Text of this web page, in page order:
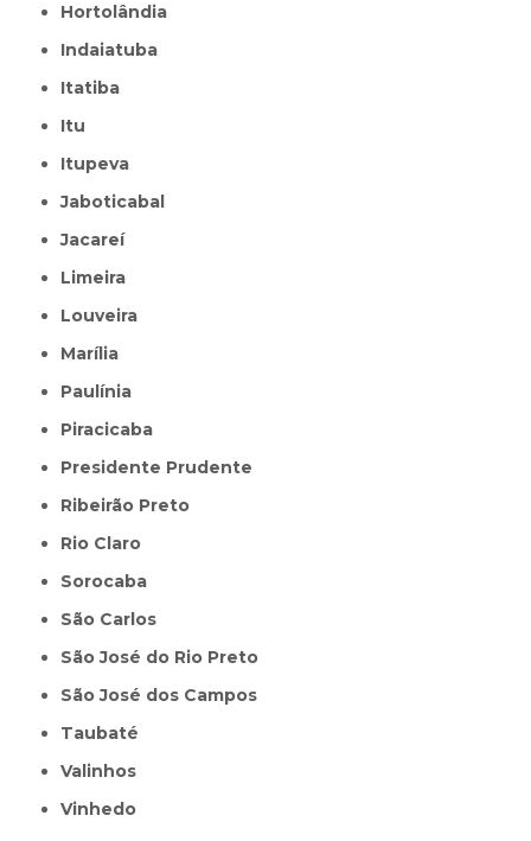
Hortolândia
Indaiatuba
Itatiba
Itu
Itupeva
Jaboticabal
Jacareí
Limeira
Louveira
Marília
Paulínia
Piracicaba
Presidente Prudente
Ribeirão Preto
Rio Claro
Sorocaba
São Carlos
São José do Rio Preto
São José dos Campos
Taubaté
Valinhos
Vinhedo